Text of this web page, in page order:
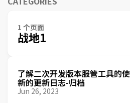
1 个页面
战地1
了解二次开发版本服管工具的
新的更新日志-归档
Jun 26, 2023